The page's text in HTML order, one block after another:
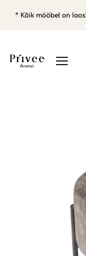
* Kõik mööbel on laos